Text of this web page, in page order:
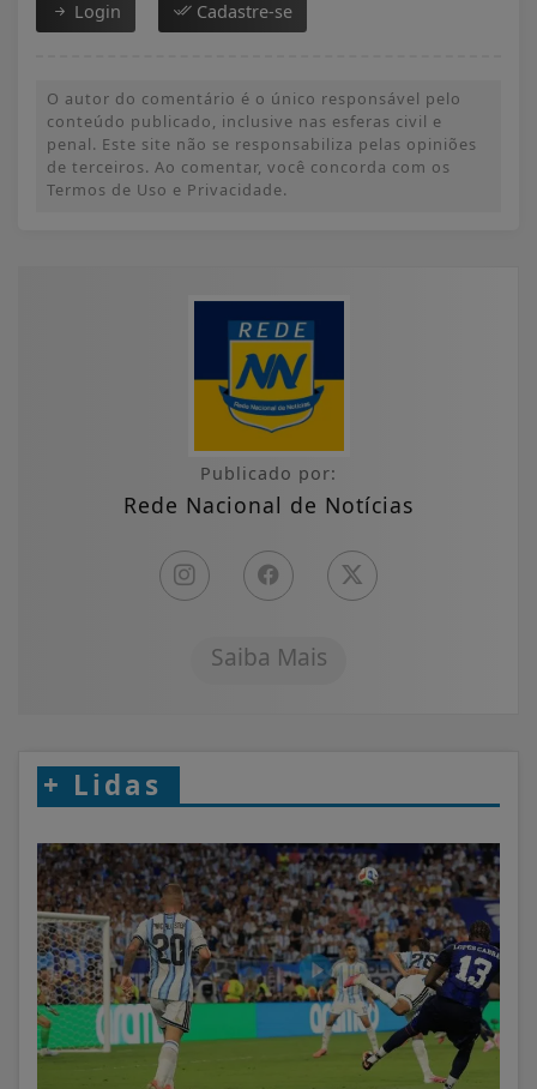
Login Cadastre-se
O autor do comentário é o único responsável pelo
conteúdo publicado, inclusive nas esferas civil e
penal. Este site não se responsabiliza pelas opiniões
de terceiros. Ao comentar, você concorda com os
Termos de Uso e Privacidade.
Publicado por:
Rede Nacional de Notícias
Saiba Mais
+ Lidas